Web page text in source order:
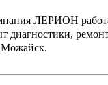
ЛЕРИОН
диагностики,
Можайск.